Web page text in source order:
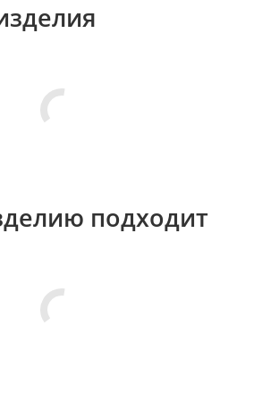
подходит